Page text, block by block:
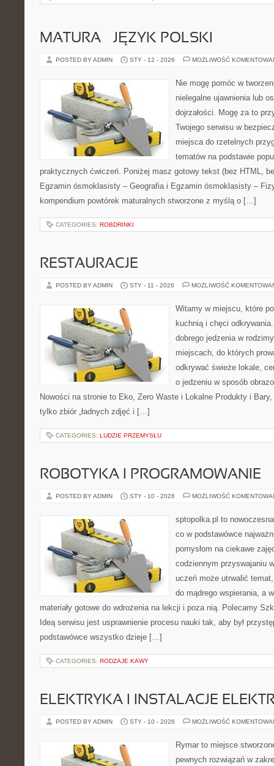
MATURA – JĘZYK POLSKI
POSTED BY ADMIN STY - 12 - 2026 MOŻLIWOŚĆ
Nie mogę pomóc w
nielegalne ujawnienia lub
dojrzałości. Mogę za to
Twojego serwisu w
miejsca do rzetelnych
tematów na podstawie
praktycznych ćwiczeń. Poniżej masz gotowy tekst (bez HTML,
Egzamin ósmoklasisty – Geografia i Egzamin ósmoklasisty –
kompendium powtórek maturalnych stworzone z myślą o […]
CATEGORIES: ROBDRINKI
RESTAURACJE
POSTED BY ADMIN STY - 11 - 2026 MOŻLIWOŚĆ
Witamy w miejscu, które
kuchnią i chęci
dobrego jedzenia w
miejscach, do których
odkrywać świeże lokale,
o jedzeniu w sposób
Nowości na stronie to Eko, Zero Waste i Lokalne Produkty i
tylko zbiór „ładnych zdjęć i […]
CATEGORIES: LUDZIE PRZEMYSŁU
ROBOTYKA I PROGRAMOWANIE
POSTED BY ADMIN STY - 10 - 2026 MOŻLIWOŚĆ
sptopolka.pl to
co w podstawówce
pomysłom na ciekawe
codziennym przyswajaniu
uczeń może utrwalić
do mądrego wspierania, a
materiały gotowe do wdrożenia na lekcji i poza nią. Polecamy
Ideą serwisu jest usprawnienie procesu nauki tak, aby był
podstawówce wszystko dzieje […]
CATEGORIES: RODZAJE KAWY
ELEKTRYKA I INSTALACJE
POSTED BY ADMIN STY - 10 - 2026 MOŻLIWOŚĆ
Rymar to miejsce
pewnych rozwiązań w